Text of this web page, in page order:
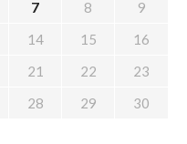
7 8
9
14 15
16
21 22
23
28 29
30